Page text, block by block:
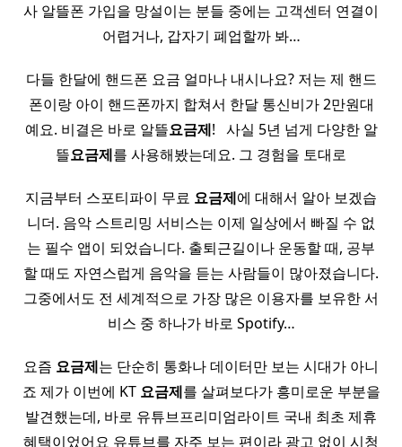
사 알뜰폰 가입을 망설이는 분들 중에는 고객센터 연결이
어렵거나, 갑자기 폐업할까 봐…
다들 한달에 핸드폰 요금 얼마나 내시나요? 저는 제 핸드
폰이랑 아이 핸드폰까지 합쳐서 한달 통신비가 2만원대
예요. 비결은 바로 알뜰요금제! ​ ​ 사실 5년 넘게 다양한 알
뜰요금제를 사용해봤는데요. 그 경험을 토대로
지금부터 스포티파이 무료 요금제에 대해서 알아 보겠습
니더. 음악 스트리밍 서비스는 이제 일상에서 빠질 수 없
는 필수 앱이 되었습니다. 출퇴근길이나 운동할 때, 공부
할 때도 자연스럽게 음악을 듣는 사람들이 많아졌습니다.
그중에서도 전 세계적으로 가장 많은 이용자를 보유한 서
비스 중 하나가 바로 Spotify…
요즘 요금제는 단순히 통화나 데이터만 보는 시대가 아니
죠 제가 이번에 KT 요금제를 살펴보다가 흥미로운 부분을
발견했는데, 바로 유튜브프리미엄라이트 국내 최초 제휴
혜택이었어요 유튜브를 자주 보는 편이라 광고 없이 시청